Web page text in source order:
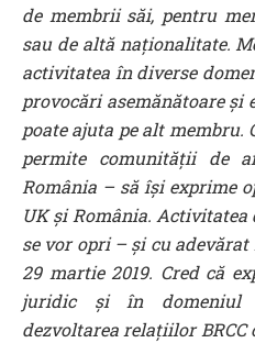
de membrii săi, pentru
sau de altă naționalitate.
activitatea în diverse
provocări asemănătoare
poate ajuta pe alt membru.
permite comunității de
România – să își exprime
UK și România.
se vor opri – și cu
29 martie 2019. Cred că
juridic și în domeniul
dezvoltarea relațiilor